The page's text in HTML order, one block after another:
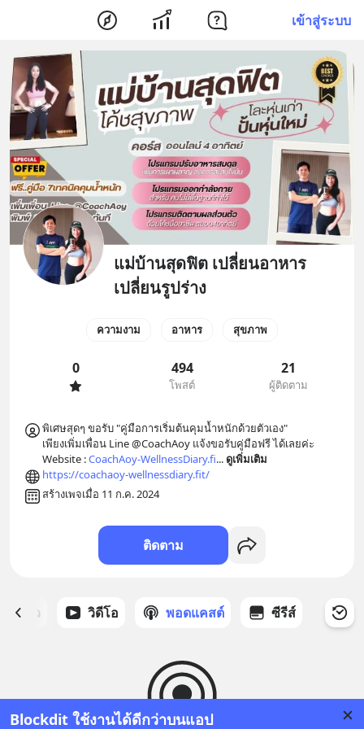
เข้าสู่ระบบ
Blockdit ใช้งานได้ดีกว่าบนแอป
แม่บ้านสุดฟิต เปลี่ยนอาหาร
เปลี่ยนรูปร่าง
ความงาม อาหาร สุขภาพ
0 494
โพสต์
21
ผู้ติดตาม
พิเศษสุดๆ ขอรับ "คู่มือการเริ่มต้นคุมน้ำหนักด้วยตัวเอง"
เพียงเพิ่มเพื่อน Line @CoachAoy แจ้งขอรับคู่มือฟรี ได้เลยค่ะ
Website : CoachAoy-WellnessDiary.fi... ดูเพิ่มเติม
https://coachaoy-wellnessdiary.fit/
สร้างเพจเมื่อ 11 ก.ค. 2024
ติดตาม
ด้ดาว วิดีโอ พอดแคสต์ ซีรีส์